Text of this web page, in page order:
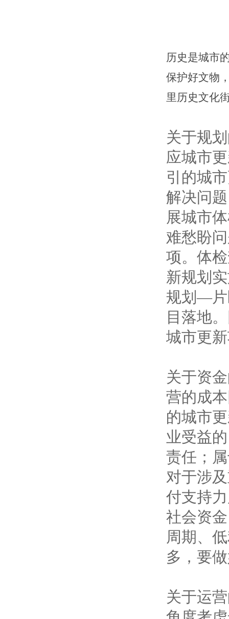
历史是城市
保护好文物
里历史文化
关于规
应城市
引的城
解决问
展城市
难愁盼
项。体
新规划
规划—片
目落地
城市更
关于资
营的成
的城市
业受益
责任；
对于涉
付支持
社会资
周期、
多，要
关于运